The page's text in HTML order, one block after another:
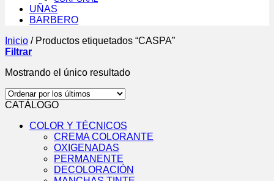
UÑAS
BARBERO
Inicio /Productos etiquetados “CASPA”
Filtrar
Mostrando el único resultado
CATÁLOGO
COLOR Y TÉCNICOS
CREMA COLORANTE
OXIGENADAS
PERMANENTE
DECOLORACIÓN